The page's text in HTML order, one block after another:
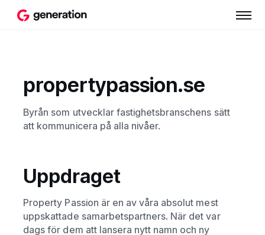
propertypassion.se
Byrån som utvecklar fastighetsbranschens sätt
att kommunicera på alla nivåer.
Uppdraget
Property Passion är en av våra absolut mest
uppskattade samarbetspartners. När det var
dags för dem att lansera nytt namn och ny